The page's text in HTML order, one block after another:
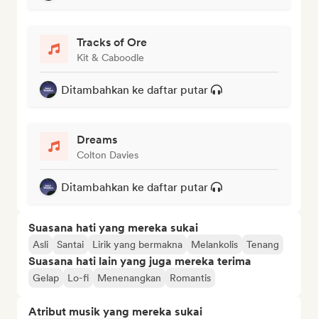
Tracks of Ore
Kit & Caboodle
Ditambahkan ke daftar putar
Dreams
Colton Davies
Ditambahkan ke daftar putar
Suasana hati yang mereka sukai
Asli Santai Lirik yang bermakna Melankolis Tenang
Suasana hati lain yang juga mereka terima
Gelap Lo-fi Menenangkan Romantis
Atribut musik yang mereka sukai